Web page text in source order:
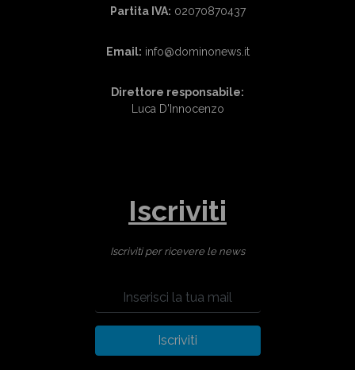
Partita IVA: 02070870437
Email: info@dominonews.it
Direttore responsabile:
Luca D'Innocenzo
Iscriviti
Iscriviti per ricevere le news
Iscriviti